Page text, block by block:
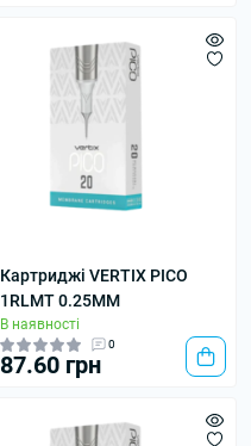
Картриджі VERTIX PICO
1RLMT 0.25MM
В наявності
0
87.60 грн